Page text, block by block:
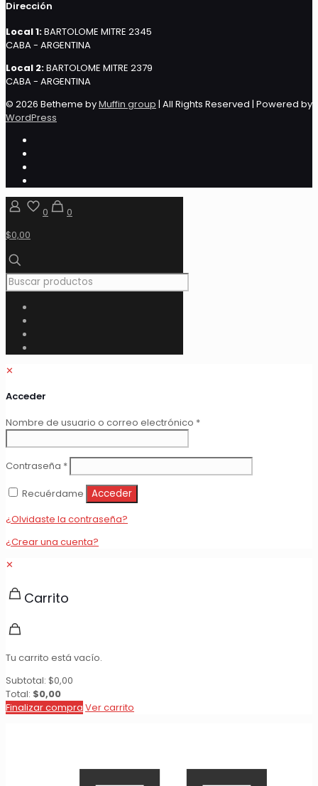
Dirección
Local 1:BARTOLOME MITRE 2345
CABA - ARGENTINA
Local 2:BARTOLOME MITRE 2379
CABA - ARGENTINA
© 2026 Betheme byMuffin group | All Rights Reserved | Powered by
WordPress
0
0
$0,00
✕
Acceder
Nombre de usuario o correo electrónico *Obligatorio
Contraseña *Obligatorio
Recuérdame
Acceder
¿Olvidaste la contraseña?
¿Crear una cuenta?
✕
Carrito
Tu carrito está vacío.
Subtotal: $0,00
Total: $0,00
Finalizar compra Ver carrito